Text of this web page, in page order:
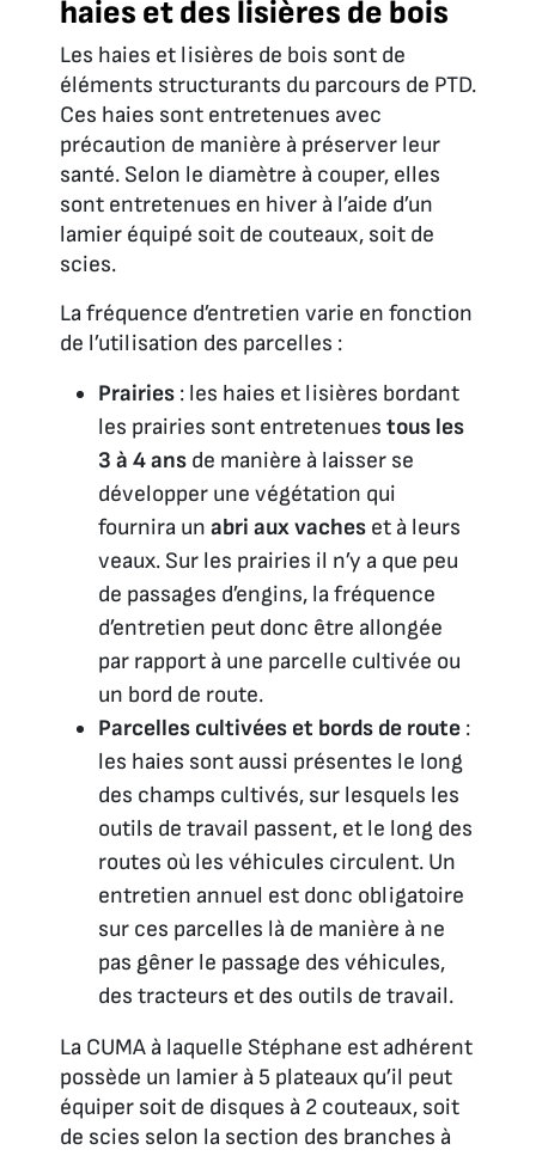
haies et des lisières de bois
Les haies et lisières de bois sont de
éléments structurants du parcours de PTD.
Ces haies sont entretenues avec
précaution de manière à préserver leur
santé. Selon le diamètre à couper, elles
sont entretenues en hiver à l’aide d’un
lamier équipé soit de couteaux, soit de
scies.
La fréquence d’entretien varie en fonction
de l’utilisation des parcelles :
Prairies : les haies et lisières bordant
les prairies sont entretenues tous les
3 à 4 ans de manière à laisser se
développer une végétation qui
fournira un abri aux vaches et à leurs
veaux. Sur les prairies il n’y a que peu
de passages d’engins, la fréquence
d’entretien peut donc être allongée
par rapport à une parcelle cultivée ou
un bord de route.
Parcelles cultivées et bords de route :
les haies sont aussi présentes le long
des champs cultivés, sur lesquels les
outils de travail passent, et le long des
routes où les véhicules circulent. Un
entretien annuel est donc obligatoire
sur ces parcelles là de manière à ne
pas gêner le passage des véhicules,
des tracteurs et des outils de travail.
La CUMA à laquelle Stéphane est adhérent
possède un lamier à 5 plateaux qu’il peut
équiper soit de disques à 2 couteaux, soit
de scies selon la section des branches à